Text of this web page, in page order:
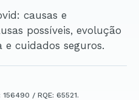
possíveis, evolução
e cuidados seguros.
/ RQE: 65521.